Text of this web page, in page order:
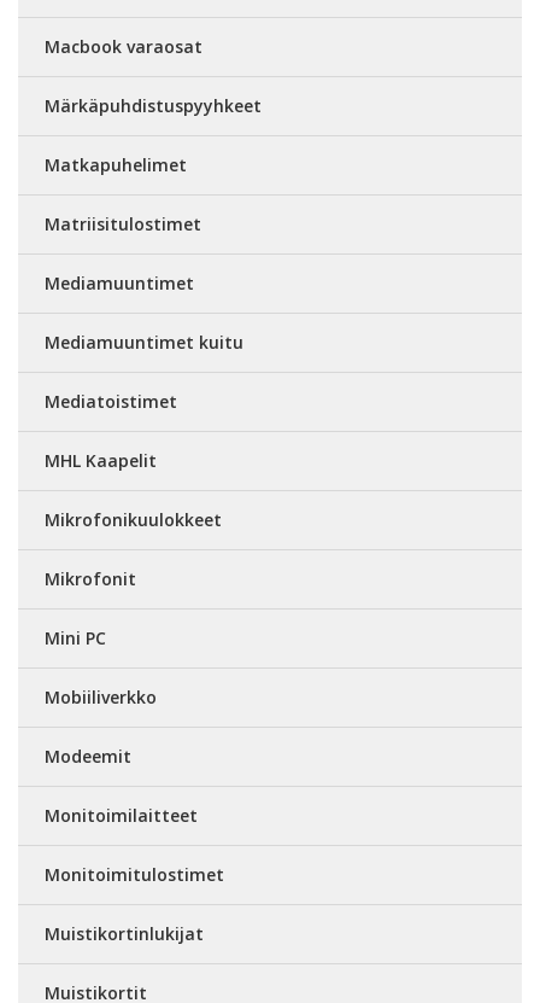
Macbook varaosat
Märkäpuhdistuspyyhkeet
Matkapuhelimet
Matriisitulostimet
Mediamuuntimet
Mediamuuntimet kuitu
Mediatoistimet
MHL Kaapelit
Mikrofonikuulokkeet
Mikrofonit
Mini PC
Mobiiliverkko
Modeemit
Monitoimilaitteet
Monitoimitulostimet
Muistikortinlukijat
Muistikortit